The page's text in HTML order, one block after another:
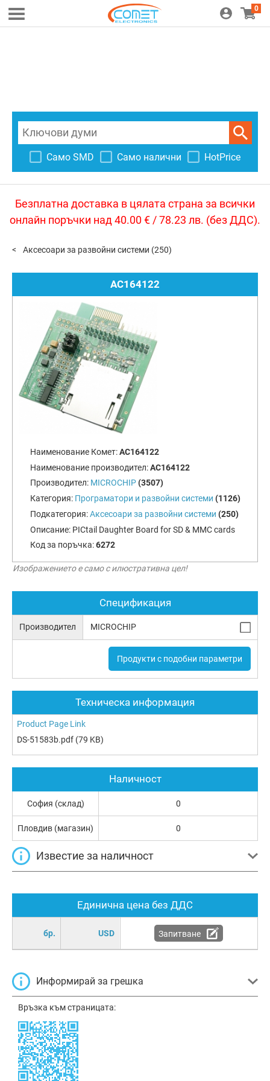
0
Само SMD Само налични HotPrice
Безплатна доставка в цялата страна за всички
онлайн поръчки над 40.00 € / 78.23 лв. (без ДДС).
Аксесоари за развойни системи (250)
AC164122
Наименование Комет:AC164122
Наименование производител:AC164122
Производител: MICROCHIP (3507)
Категория: Програматори и развойни системи (1126)
Подкатегория:Аксесоари за развойни системи (250)
Описание: PICtail Daughter Board for SD & MMC cards
Код за поръчка:6272
Изображението е само с илюстративна цел!
Спецификация
Производител MICROCHIP
Продукти с подобни параметри
Техническа информация
Product Page Link
DS-51583b.pdf (79 KB)
Единична цена без ДДС
бр. USD Запитване
Информирай за грешка
Връзка към страницата:
Наличност
София (склад) 0
Пловдив (магазин) 0
Известие за наличност